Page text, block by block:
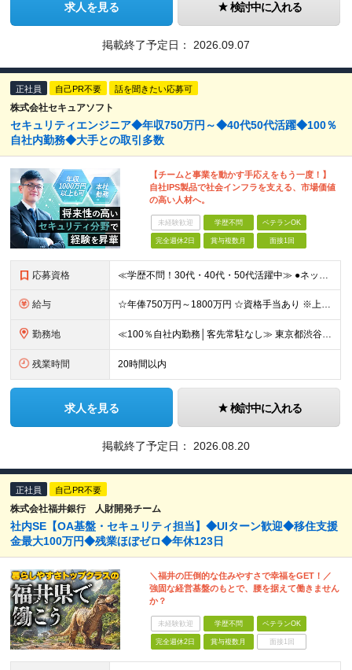
求人を見る 検討中に入れる
掲載終了予定日： 2026.09.07
正社員 自己PR不要 話を聞きたい応募可
株式会社セキュアソフト
セキュリティエンジニア◆年収750万円～◆40代50代活躍◆100％
自社内勤務◆大手との取引多数
【チームと事業を動かす手応えをもう一度！】
自社IPS製品で社会インフラを支える、市場価値
の高い人材へ。
未経験歓迎 学歴不問 ベテランOK
完全週休2日 賞与複数月 面接1回
応募資格 ≪学歴不問！30代・40代・50代活躍中≫ ●ネットワーク・サーバー設計・構築経験をお持ちの方（5年以上を想定） ●セキュリティ分野での設計・構築・運用保守経験をお持ちの方（3年以上を想定） ＼転職
給与 ☆年俸750万円～1800万円 ☆資格手当あり ※上記金額を12分割した金額を支給します ※固定残業手当(45時間/月、156,800円～)を含む。超過分は別途支給します。 ※試用期間は3か月（試用
勤務地 ≪100％自社内勤務│客先常駐なし≫ 東京都渋谷区千駄ヶ谷5丁目31番11号 住友不動産新宿南口ビル16階 ※（変更の範囲）上記を除く当社関連勤務地
残業時間 20時間以内
求人を見る 検討中に入れる
掲載終了予定日： 2026.08.20
正社員 自己PR不要
株式会社福井銀行 人財開発チーム
社内SE【OA基盤・セキュリティ担当】◆UIターン歓迎◆移住支援
金最大100万円◆残業ほぼゼロ◆年休123日
＼福井の圧倒的な住みやすさで幸福をGET！／
強固な経営基盤のもとで、腰を据えて働きません
か？
未経験歓迎 学歴不問 ベテランOK
完全週休2日 賞与複数月 面接1回